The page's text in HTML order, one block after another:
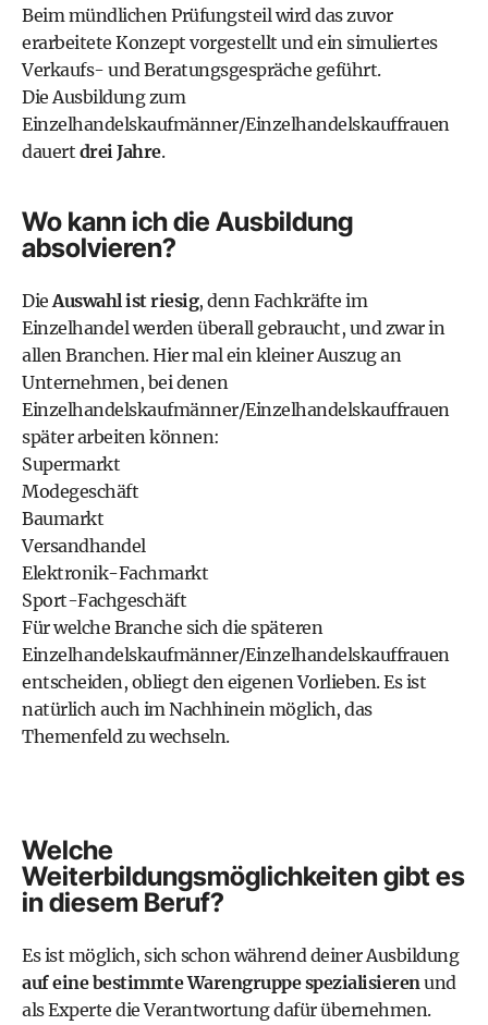
Beim mündlichen Prüfungsteil wird das zuvor
erarbeitete Konzept vorgestellt und ein simuliertes
Verkaufs- und Beratungsgespräche geführt.
Die Ausbildung zum
Einzelhandelskaufmänner/Einzelhandelskauffrauen
dauert drei Jahre.
Wo kann ich die Ausbildung
absolvieren?
DieAuswahl ist riesig, denn Fachkräfte im
Einzelhandel werden überall gebraucht, und zwar in
allen Branchen. Hier mal ein kleiner Auszug an
Unternehmen, bei denen
Einzelhandelskaufmänner/Einzelhandelskauffrauen
später arbeiten können:
Supermarkt
Modegeschäft
Baumarkt
Versandhandel
Elektronik-Fachmarkt
Sport-Fachgeschäft
Für welche Branche sich die späteren
Einzelhandelskaufmänner/Einzelhandelskauffrauen
entscheiden, obliegt den eigenen Vorlieben. Es ist
natürlich auch im Nachhinein möglich, das
Themenfeld zu wechseln.
Welche
Weiterbildungsmöglichkeiten gibt es
in diesem Beruf?
Es ist möglich, sich schon während deiner Ausbildung
auf eine bestimmte Warengruppe spezialisierenund
als Experte die Verantwortung dafür übernehmen.